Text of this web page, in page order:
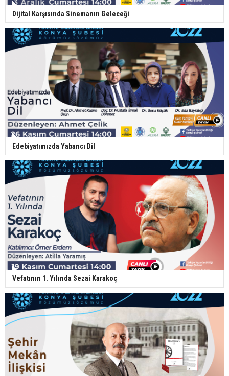
Dijital Karşısında Sinemanın Geleceği
Edebiyatımızda Yabancı Dil
Vefatının 1. Yılında Sezai Karakoç